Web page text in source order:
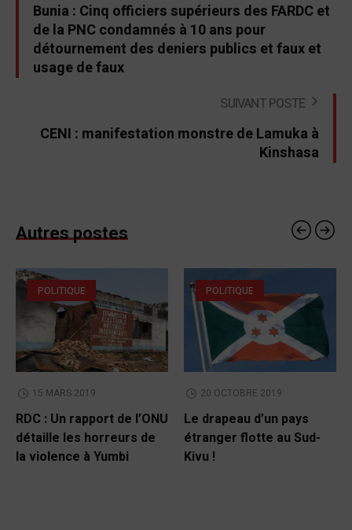
Bunia : Cinq officiers supérieurs des FARDC et
de la PNC condamnés à 10 ans pour
détournement des deniers publics et faux et
usage de faux
SUIVANT POSTE
CENI : manifestation monstre de Lamuka à
Kinshasa
Autres postes
POLITIQUE
15 MARS 2019
RDC : Un rapport de l’ONU
détaille les horreurs de
la violence à Yumbi
POLITIQUE
20 OCTOBRE 2019
Le drapeau d’un pays
étranger flotte au Sud-
Kivu !